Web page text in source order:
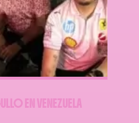
EN VENEZUELA